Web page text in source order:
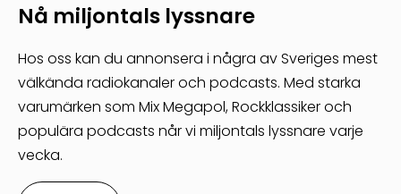
Nå miljontals lyssnare
Hos oss kan du annonsera i några av Sveriges mest
välkända radiokanaler och podcasts. Med starka
varumärken som Mix Megapol, Rockklassiker och
populära podcasts når vi miljontals lyssnare varje
vecka.